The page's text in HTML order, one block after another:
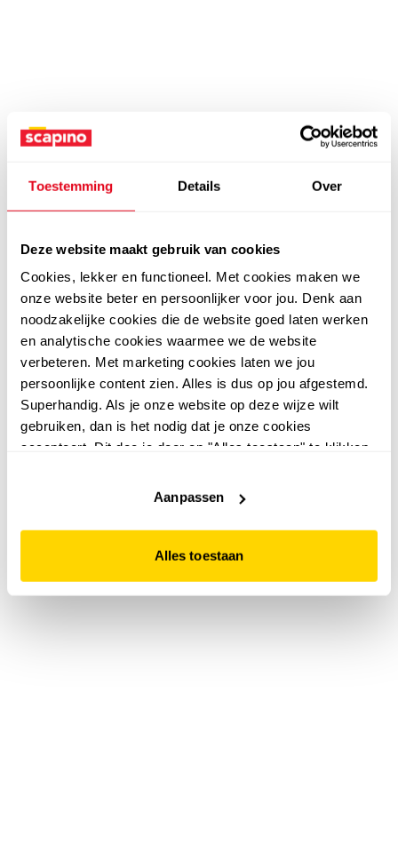
Toestemming Details Over
Deze website maakt gebruik van cookies
Cookies, lekker en functioneel. Met cookies maken we
onze website beter en persoonlijker voor jou. Denk aan
noodzakelijke cookies die de website goed laten werken
en analytische cookies waarmee we de website
verbeteren. Met marketing cookies laten we jou
persoonlijke content zien. Alles is dus op jou afgestemd.
Superhandig. Als je onze website op deze wijze wilt
gebruiken, dan is het nodig dat je onze cookies
accepteert. Dit doe je door op "Alles toestaan" te klikken.
website niet optimaal functioneert.
Aanpassen
Alles toestaan